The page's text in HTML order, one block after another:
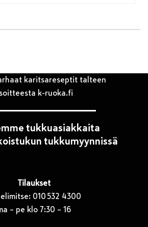
karitsareseptit talteen
k-ruoka.fi
tukkuasiakkaita
tukkumyynnissä
Tilaukset
010 532 4300
– pe klo 7:30 – 16